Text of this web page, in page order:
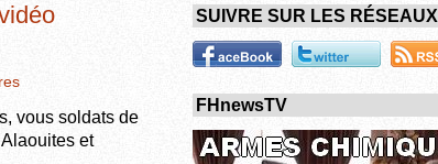
vous soldats de
et
SUIVRE SUR LES RÉSEAUX
FHnewsTV